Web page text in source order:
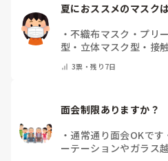
夏におススメのマスク
・不織布マスク ・ プリ
型 ・ 立体マスク型 ・ 接
3票・残り7日
面会制限ありますか？
・ 通常通り面会OKです
ーテーションやガラス